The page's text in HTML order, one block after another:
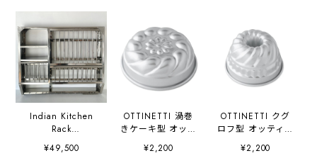
Indian Kitchen
Rack
w91cm×D21cm×H
76cm インディ
¥49,500
OTTINETTI 渦巻
きケーキ型 オッテ
ィネッティ社
¥2,200
OTTINETTI クグ
ロフ型 オッティネ
ッティ社
¥2,200